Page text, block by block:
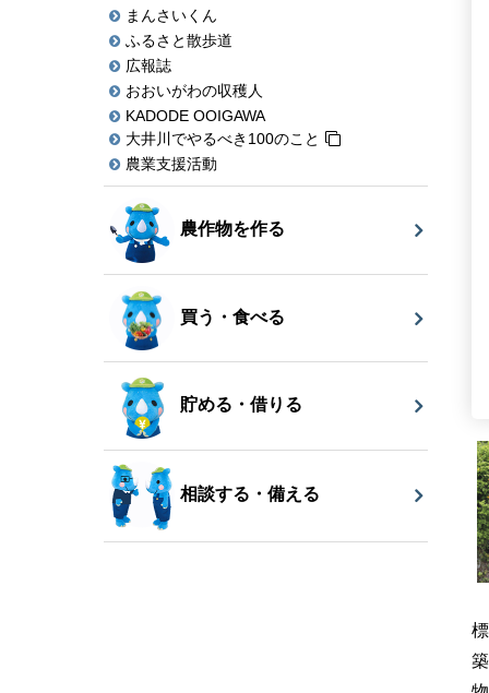
まんさいくん
ふるさと散歩道
広報誌
おおいがわの収穫人
KADODE OOIGAWA
大井川でやるべき100のこと
農業支援活動
農作物を作る
買う・食べる
貯める・借りる
相談する・備える